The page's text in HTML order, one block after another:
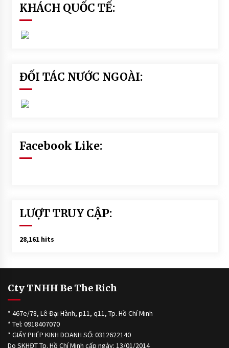
KHÁCH QUỐC TẾ:
ĐỐI TÁC NƯỚC NGOÀI:
Facebook Like:
LƯỢT TRUY CẬP:
28,161 hits
Cty TNHH Be The Rich
* 467e/78, Lê Đại Hành, p11, q11, Tp. Hồ Chí Minh
* Tel: 0918407070
* GIẤY PHÉP KINH DOANH SỐ: 0312622140
Do SKHĐT Tp. Hồ Chí Minh cấp ngày: 13/01/2014